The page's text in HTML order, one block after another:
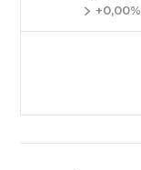
+0,00%